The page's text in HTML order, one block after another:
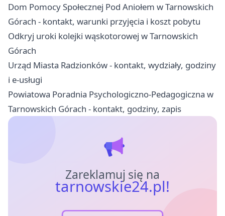
Dom Pomocy Społecznej Pod Aniołem w Tarnowskich
Górach - kontakt, warunki przyjęcia i koszt pobytu
Odkryj uroki kolejki wąskotorowej w Tarnowskich
Górach
Urząd Miasta Radzionków - kontakt, wydziały, godziny
i e-usługi
Powiatowa Poradnia Psychologiczno-Pedagogiczna w
Tarnowskich Górach - kontakt, godziny, zapis
Zareklamuj się na
tarnowskie24.pl!